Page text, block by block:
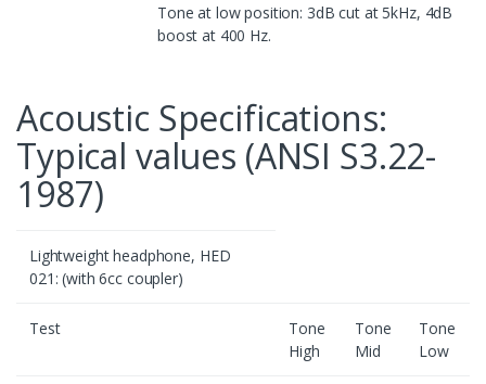
Tone at low position: 3dB cut at 5kHz, 4dB
boost at 400 Hz.
Acoustic Specifications:
Typical values (ANSI S3.22-
1987)
Lightweight headphone, HED
021: (with 6cc coupler)
Test
Tone
High
Tone
Mid
Tone
Low